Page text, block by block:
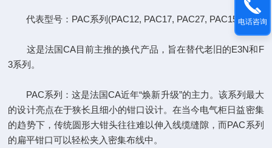
代表型号：PAC系列(PAC12, PAC17, PAC27, PAC15), F3N
这是法国CA目前主推的换代产品，旨在替代老旧的E3N和F
3系列。
PAC系列：这是法国CA近年“焕新升级”的主力。该系列最大
的设计亮点在于狭长且细小的钳口设计。在当今电气柜日益密集
的趋势下，传统圆形大钳头往往难以伸入线缆缝隙，而PAC系列
的扁平钳口可以轻松夹入密集布线中。
电话咨询